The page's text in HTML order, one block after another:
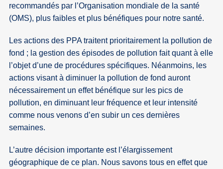
recommandés par l’Organisation mondiale de la santé
(OMS), plus faibles et plus bénéfiques pour notre santé.
Les actions des PPA traitent prioritairement la pollution de
fond ; la gestion des épisodes de pollution fait quant à elle
l’objet d’une de procédures spécifiques. Néanmoins, les
actions visant à diminuer la pollution de fond auront
nécessairement un effet bénéfique sur les pics de
pollution, en diminuant leur fréquence et leur intensité
comme nous venons d’en subir un ces dernières
semaines.
L’autre décision importante est l’élargissement
géographique de ce plan. Nous savons tous en effet que